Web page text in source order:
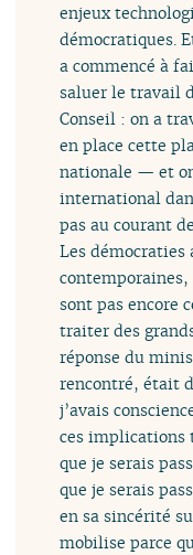
enjeux
démocratiques.
a commencé à
saluer le travail
Conseil : on a
en place cette
nationale — et
international
pas au courant
Les
contemporaines,
sont pas encore
traiter des
réponse du
rencontré, était
j’avais
ces implications
que je serais
que je serais
en sa sincérité
mobilise parce